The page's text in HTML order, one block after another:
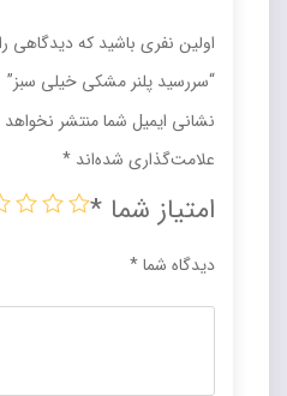
اولین نفری باشید که دیدگاهی
“سررسید پلنر مشکی خیلی سبز”
نشانی ایمیل شما منتشر
علامت‌گذاری شده‌اند *
امتیاز شما *
دیدگاه شما*